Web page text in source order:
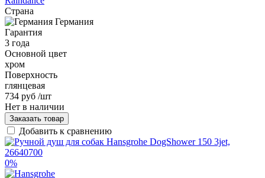
Страна
Германия
Гарантия
3 года
Основной цвет
хром
Поверхность
глянцевая
734 руб /шт
Нет в наличии
Заказать товар
Добавить к сравнению
0%